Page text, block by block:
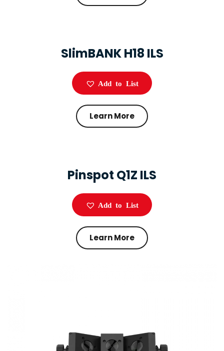
SlimBANK H18 ILS
Add to List
Learn More
Pinspot Q1Z ILS
Add to List
Learn More